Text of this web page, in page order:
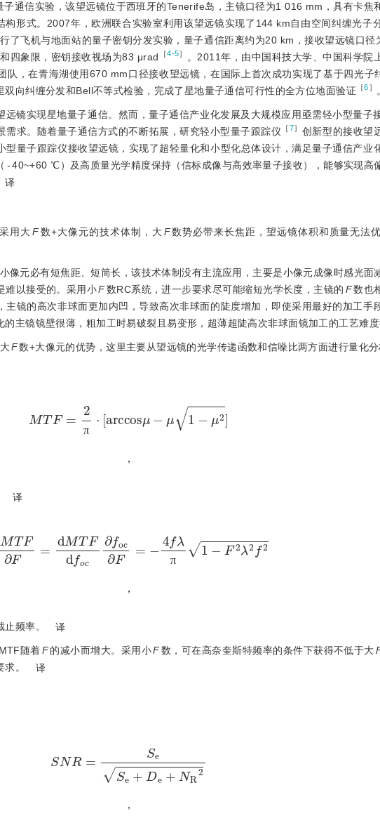
子通信实验，该望远镜位于西班牙的Tenerife岛，主镜口径为1 016 mm，具有卡焦
构形式。2007年，欧洲联合实验室利用该望远镜实现了144 km自由空间纠缠光子
了飞机与地面站的量子密钥分发实验，量子通信距离约为20 km，接收望远镜口
四象限，密钥接收视场为83 μrad
［4-5］
。2011年，由中国科技大学、中国科学院
队，在青海湖使用670 mm口径接收望远镜，在国际上首次成功实现了基于四光子
向纠缠分发和Bell不等式检验，完成了星地量子通信可行性的全方位地面验证 ［6］
远镜实现星地量子通信。然而，量子通信产业化发展及大规模应用亟需轻小型量子
需求。随着量子通信方式的不断拓展，研究轻小型量子跟踪仪
［7］ 创新型的接收望
型量子跟踪仪接收望远镜，实现了超轻量化和小型化总体设计，满足量子通信产业
-40~+60 ℃）及高质量光学精度保持（信标成像与高效率量子接收），能够实现高
译
用大 F数+大像元的技术体制，大F数势必带来长焦距，望远镜体积和质量无法
像元必有短焦距、短筒长，该技术体制没有主流应用，主要是小像元成像时感光面
难以接受的。采用小F数RC系统，进一步要求尽可能缩短光学长度，主镜的 F数也
主镜的高次非球面更加内凹，导致高次非球面的陡度增加，即使采用最好的加工手
主镜镜壁很薄，粗加工时易破裂且易变形，超薄超陡高次非球面镜加工的工艺难度
F数+大像元的优势，这里主要从望远镜的光学传递函数和信噪比两方面进行量化分
π
=2 μ2]
，
译
π
∂MTF =dMTFd foc = -4f
，
止频率。 译
随着F的减小而增大。采用小F数，可在高奈奎斯特频率的条件下获得不低于大
。
译
De
，